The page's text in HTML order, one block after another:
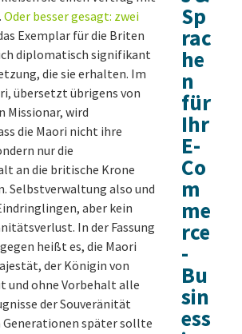
Oder besser gesagt: zwei
Exemplar für die Briten
diplomatisch signifikant
die sie erhalten. Im
übersetzt übrigens von
Missionar, wird
die Maori nicht ihre
nur die
an die britische Krone
Selbstverwaltung also und
aber kein
In der Fassung
heißt es, die Maori
der Königin von
und ohne Vorbehalt alle
der Souveränität
Generationen später sollte
Sp
rac
he
n
für
Ihr
E-
Co
m
me
rce
-
Bu
sin
ess